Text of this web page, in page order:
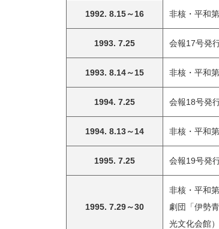
1992. 8.15～16 非核・平和
1993. 7.25 会報17号発行
1993. 8.14～15 非核・平和
1994. 7.25 会報18号発
1994. 8.13～14 非核・平和
1995. 7.25 会報19号発
1995. 7.29～30
非核・平和
劇団「伊勢
光文化会館）